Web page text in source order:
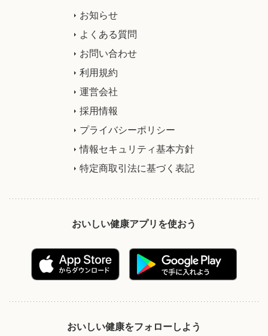
お知らせ
よくある質問
お問い合わせ
利用規約
運営会社
採用情報
プライバシーポリシー
情報セキュリティ基本方針
特定商取引法に基づく表記
おいしい健康アプリを使おう
おいしい健康をフォローしよう